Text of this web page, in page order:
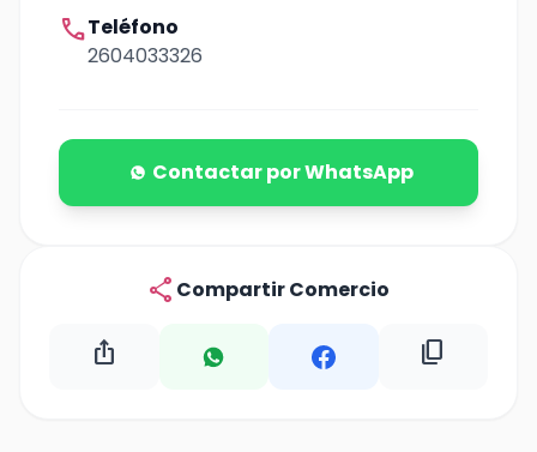
callTeléfono
2604033326
Contactar por WhatsApp
share Compartir Comercio
ios_share content_copy